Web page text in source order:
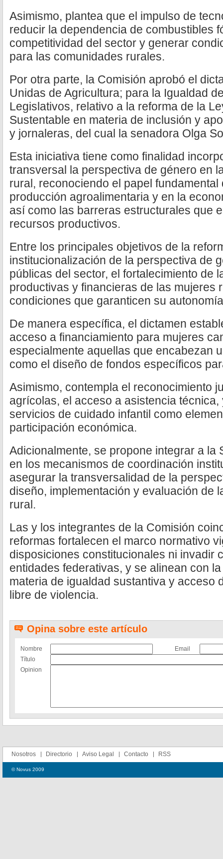
Asimismo, plantea que el impulso de
reducir la dependencia de combustibles
competitividad del sector y generar
para las comunidades rurales.
Por otra parte, la Comisión aprobó el
Unidas de Agricultura; para la Igualdad
Legislativos, relativo a la reforma de la
Sustentable en materia de inclusión y
y jornaleras, del cual la senadora Olga
Esta iniciativa tiene como finalidad
transversal la perspectiva de género en
rural, reconociendo el papel
producción agroalimentaria y en la
así como las barreras estructurales que
recursos productivos.
Entre los principales objetivos de la
institucionalización de la perspectiva de
públicas del sector, el fortalecimiento de
productivas y financieras de las mujeres
condiciones que garanticen su
De manera específica, el dictamen
acceso a financiamiento para mujeres
especialmente aquellas que encabezan
como el diseño de fondos específicos
Asimismo, contempla el reconocimiento
agrícolas, el acceso a asistencia
servicios de cuidado infantil como
participación económica.
Adicionalmente, se propone integrar a la
en los mecanismos de coordinación
asegurar la transversalidad de la
diseño, implementación y evaluación de
rural.
Las y los integrantes de la Comisión
reformas fortalecen el marco normativo
disposiciones constitucionales ni invadir
entidades federativas, y se alinean con
materia de igualdad sustantiva y acceso
libre de violencia.
Opina sobre este artículo
Nombre
Email
Título
Opinion
Nosotros Directorio Aviso Legal Contacto RSS
© Novus 2009